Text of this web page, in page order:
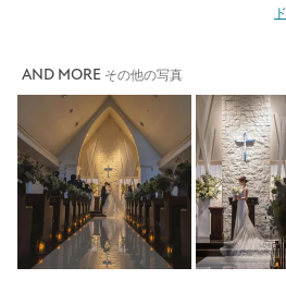
AND MORE その他の写真